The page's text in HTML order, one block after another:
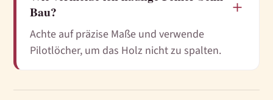
Bau?
＋
Achte auf präzise Maße und verwende
Pilotlöcher, um das Holz nicht zu spalten.